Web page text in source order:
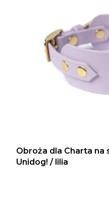
Obroża dla Charta
Unidog! / lilia